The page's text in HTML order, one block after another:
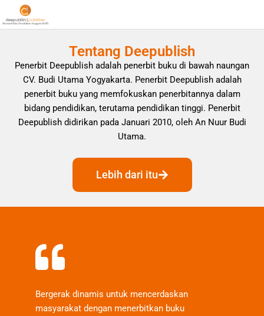
Tentang Deepublish
Penerbit Deepublish adalah penerbit buku di bawah naungan
CV. Budi Utama Yogyakarta. Penerbit Deepublish adalah
penerbit buku yang memfokuskan penerbitannya dalam
bidang pendidikan, terutama pendidikan tinggi. Penerbit
Deepublish didirikan pada Januari 2010, oleh An Nuur Budi
Utama.
Lebih dari itu
Bergerak dinamis untuk mencerdaskan
masyarakat dengan menerbitkan buku